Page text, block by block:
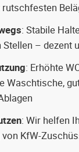
: Stabile
Stellen – dezent
: Erhöhte
Waschtische,
: Wir helfen
von KfW-